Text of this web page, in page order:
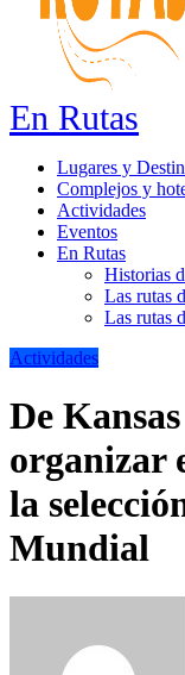
En Rutas
Lugares y
Complejos y
Actividades
Eventos
En Rutas
Historias
Las rutas
Las rutas
Actividades
De
organizar
la
Mundial